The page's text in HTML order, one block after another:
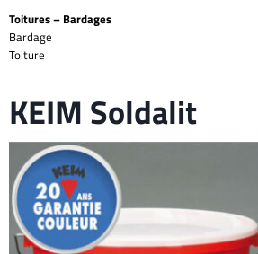
Toitures – Bardages
Bardage
Toiture
KEIM Soldalit